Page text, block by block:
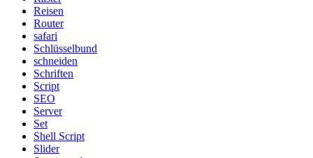
Reisen
Router
safari
Schlüsselbund
schneiden
Schriften
Script
SEO
Server
Set
Shell Script
Slider